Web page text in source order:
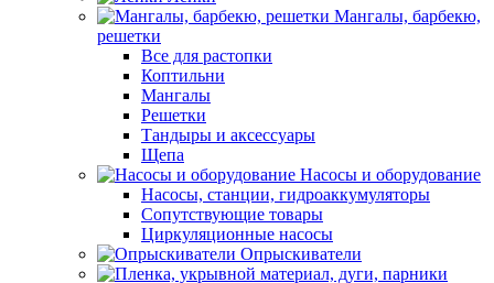
Мангалы, барбекю,
решетки
Все для растопки
Коптильни
Мангалы
Решетки
Тандыры и аксессуары
Щепа
Насосы и оборудование
Насосы, станции, гидроаккумуляторы
Сопутствующие товары
Циркуляционные насосы
Опрыскиватели